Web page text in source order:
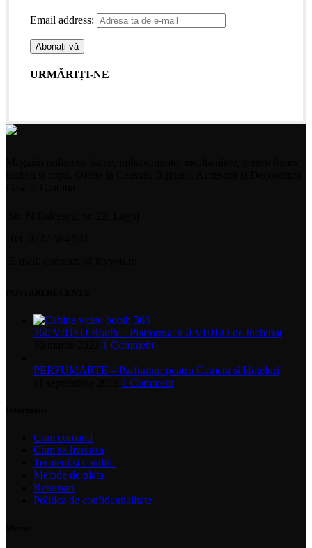
Email address:
URMĂRIȚI-NE
360 VIDEO Booth – Platforma 360 VIDEO de Inchiriat
1 Comment
PERFUMARTE – Parfumuri pentru Camera si Hoteluri
1 Comment
Cum comand
Cum se livreaza
Termeni si conditii
Metode de plata
Returnari
Politica de confidentialitate